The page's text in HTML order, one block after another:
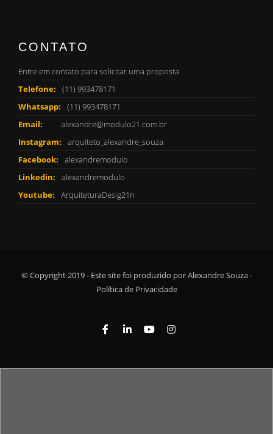
CONTATO
Entre em contato para solicitar uma proposta
Telefone:
(11) 993478171
Whatsapp:
(11) 993478171
Email:
alexandre@modulo21.com.br
Instagram:
arquiteto_alexandre_souza
Facebook:
alexandremodulo
Linkedin:
alexandremodulo
Youtube:
ArquiteturaDesig21n
© Copyright 2019 - Este site foi produzido por Alexandre Souza -
Política de Privacidade